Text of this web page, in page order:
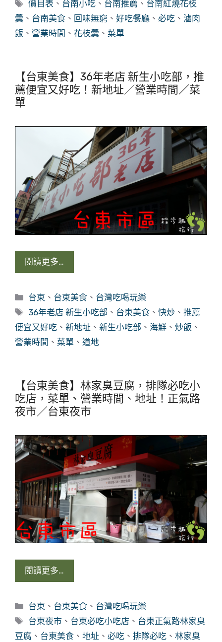
籤
價目表 、 台南小吃 、 台南推薦 、 台南紅燒花枝
羹 、 台南美食 、 回味無窮 、 好吃餐廳 、 必吃 、 滷肉
飯 、 營業時間 、 花枝羹 、 菜單
【台東美食】36年老店 新生小吃部，推
薦便宜又好吃！新地址／營業時間／菜
單
閱讀更多…
分
類
台東 、 台東美食 、 台灣吃喝玩樂
標
籤
36年老店 新生小吃部 、 台東美食 、快炒 、推薦
便宜又好吃 、 新地址 、 新生小吃部 、 海鮮 、 炒飯 、
營業時間 、 菜單 、 道地
【台東美食】林家臭豆腐，排隊必吃小
吃店，菜單、營業時間、地址！正氣路
夜市／台東夜市
閱讀更多…
分
類
台東 、 台東美食 、 台灣吃喝玩樂
標
籤
台東夜市 、 台東必吃小吃店 、 台東正氣路林家臭
豆腐 、 台東美食 、 地址 、 必吃 、 排隊必吃 、 林家臭